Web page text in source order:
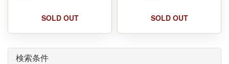
SOLD OUT SOLD OUT
検索条件